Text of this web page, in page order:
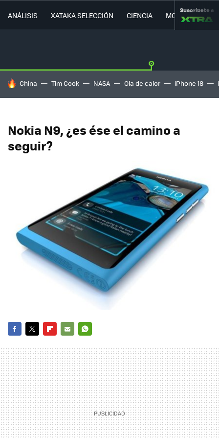
ANÁLISIS XATAKA SELECCIÓN CIENCIA MOVILIDAD
Suscríbete a
HOY SE HABLA DE
China Tim Cook NASA Ola de calor iPhone 18
Nokia N9, ¿es ése el camino a
seguir?
MAIL